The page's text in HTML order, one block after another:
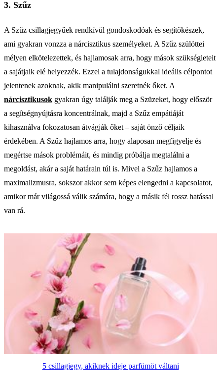
3. Szűz
A Szűz csillagjegyűek rendkívül gondoskodóak és segítőkészek,
ami gyakran vonzza a nárcisztikus személyeket. A Szűz szülöttei
mélyen elkötelezettek, és hajlamosak arra, hogy mások szükségleteit
a sajátjaik elé helyezzék. Ezzel a tulajdonságukkal ideális célpontot
jelentenek azoknak, akik manipulálni szeretnék őket. A
nárcisztikusok gyakran úgy találják meg a Szüzeket, hogy először
a segítségnyújtásra koncentrálnak, majd a Szűz empátiáját
kihasználva fokozatosan átvágják őket – saját önző céljaik
érdekében. A Szűz hajlamos arra, hogy alaposan megfigyelje és
megértse mások problémáit, és mindig próbálja megtalálni a
megoldást, akár a saját határain túl is. Mivel a Szűz hajlamos a
maximalizmusra, sokszor akkor sem képes elengedni a kapcsolatot,
amikor már világossá válik számára, hogy a másik fél rossz hatással
van rá.
5 csillagjegy, akiknek ideje parfümöt váltani